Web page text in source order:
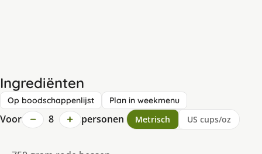
Ingrediënten
Op boodschappenlijst Plan in weekmenu
Voor − 8 + personen Metrisch US cups/oz